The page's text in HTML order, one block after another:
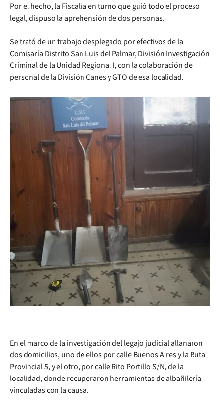
Por el hecho, la Fiscalía en turno que guió todo el proceso
legal, dispuso la aprehensión de dos personas.
Se trató de un trabajo desplegado por efectivos de la
Comisaría Distrito San Luis del Palmar, División Investigación
Criminal de la Unidad Regional I, con la colaboración de
personal de la División Canes y GTO de esa localidad.
En el marco de la investigación del legajo judicial allanaron
dos domicilios, uno de ellos por calle Buenos Aires y la Ruta
Provincial 5, y el otro, por calle Rito Portillo S/N, de la
localidad, donde recuperaron herramientas de albañilería
vinculadas con la causa.